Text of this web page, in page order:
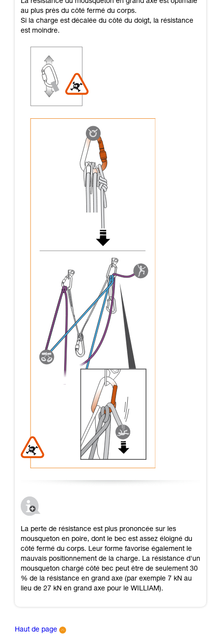
La résistance du mousqueton en grand axe est optimale
au plus près du côté fermé du corps.
Si la charge est décalée du côté du doigt, la résistance
est moindre.
La perte de résistance est plus prononcée sur les
mousqueton en poire, dont le bec est assez éloigné du
côté fermé du corps. Leur forme favorise également le
mauvais positionnement de la charge. La résistance d'un
mousqueton chargé côté bec peut être de seulement 30
% de la résistance en grand axe (par exemple 7 kN au
lieu de 27 kN en grand axe pour le WILLIAM).
Haut de page